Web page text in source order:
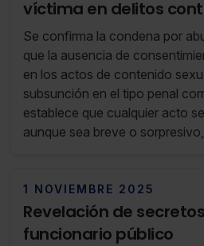
víctima en delitos
sexual
Se confirma la condena por
que la ausencia de
en los actos de contenido
subsunción en el tipo penal
establece que cualquier acto
aunque sea breve o
1 NOVIEMBRE 2025
Revelación de
funcionario público